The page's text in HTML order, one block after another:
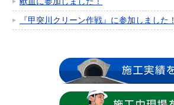
『甲突川クリーン作戦』に参加しました！